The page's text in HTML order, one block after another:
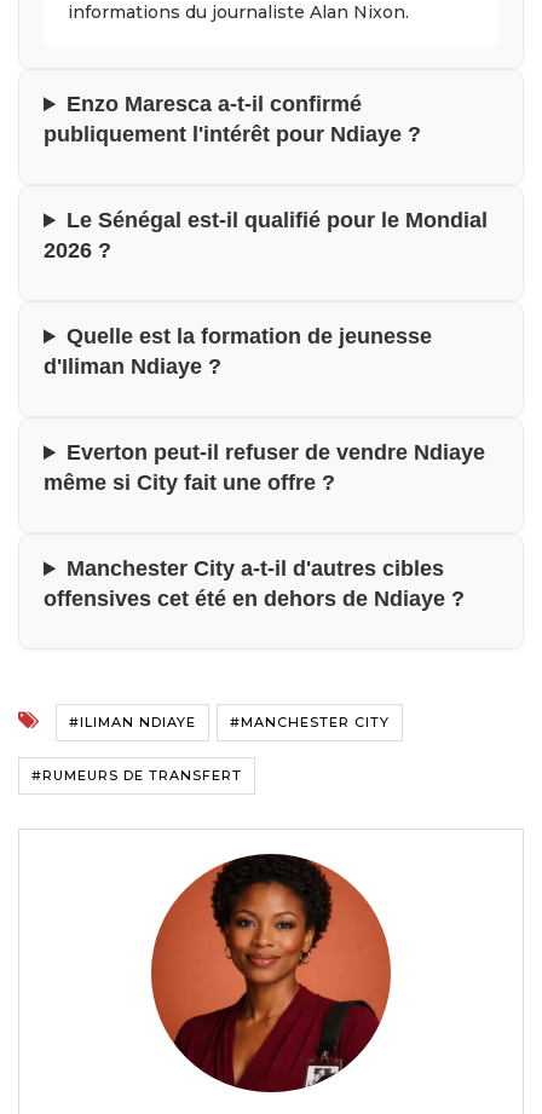
informations du journaliste Alan Nixon.
Enzo Maresca a-t-il confirmé
publiquement l'intérêt pour Ndiaye ?
Le Sénégal est-il qualifié pour le Mondial
2026 ?
Quelle est la formation de jeunesse
d'Iliman Ndiaye ?
Everton peut-il refuser de vendre Ndiaye
même si City fait une offre ?
Manchester City a-t-il d'autres cibles
offensives cet été en dehors de Ndiaye ?
#ILIMAN NDIAYE #MANCHESTER CITY
#RUMEURS DE TRANSFERT